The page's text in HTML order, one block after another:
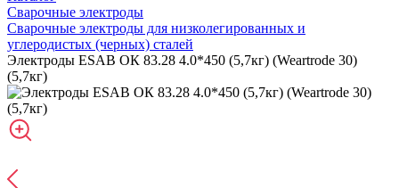
Сварочные электроды
Сварочные электроды для низколегированных и
углеродистых (черных) сталей
Электроды ESAB ОК 83.28 4.0*450 (5,7кг) (Weartrode 30)
(5,7кг)